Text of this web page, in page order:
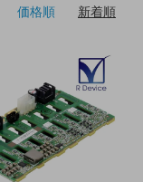
価格順 新着順